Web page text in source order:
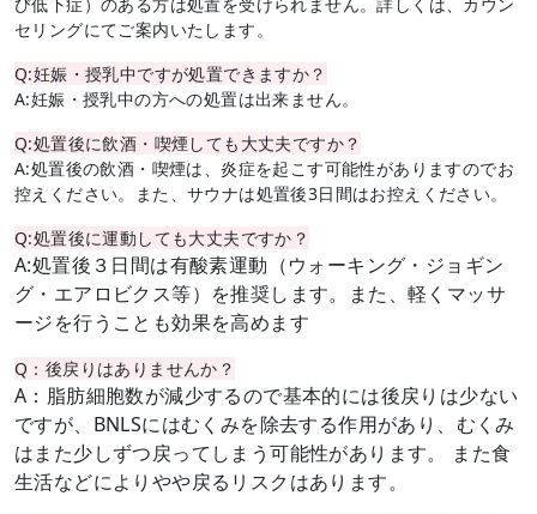
セリングにてご案内いたします。
Q:妊娠・授乳中ですが処置できますか？
A:妊娠・授乳中の方への処置は出来ません。
Q:処置後に飲酒・喫煙しても大丈夫ですか？
A:処置後の飲酒・喫煙は、炎症を起こす可能性がありますのでお
控えください。また、サウナは処置後3日間はお控えください。
Q:処置後に運動しても大丈夫ですか？
A:処置後３日間は有酸素運動（ウォーキング・ジョギン
グ・エアロビクス等）を推奨します。また、軽くマッサ
ージを行うことも効果を高めます
Q：後戻りはありませんか？
A：脂肪細胞数が減少するので基本的には後戻りは少ない
ですが、BNLSにはむくみを除去する作用があり、むくみ
はまた少しずつ戻ってしまう可能性があります。 また食
生活などによりやや戻るリスクはあります。